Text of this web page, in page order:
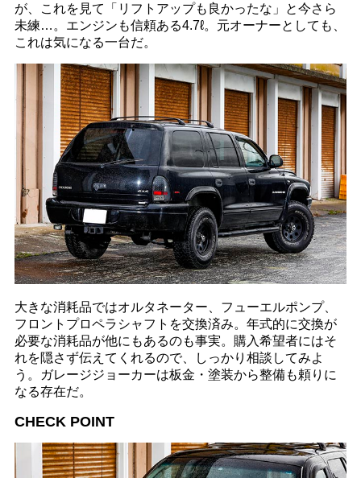
が、これを見て「リフトアップも良かったな」と今さら
未練…。エンジンも信頼ある4.7ℓ。元オーナーとしても、
これは気になる一台だ。
大きな消耗品ではオルタネーター、フューエルポンプ、
フロントプロペラシャフトを交換済み。年式的に交換が
必要な消耗品が他にもあるのも事実。購入希望者にはそ
れを隠さず伝えてくれるので、しっかり相談してみよ
う。ガレージジョーカーは板金・塗装から整備も頼りに
なる存在だ。
CHECK POINT